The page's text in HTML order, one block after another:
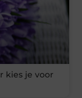
kies je voor